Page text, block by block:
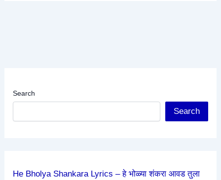
Search
Search
He Bholya Shankara Lyrics – हे भोळ्या शंकरा आवड तुला